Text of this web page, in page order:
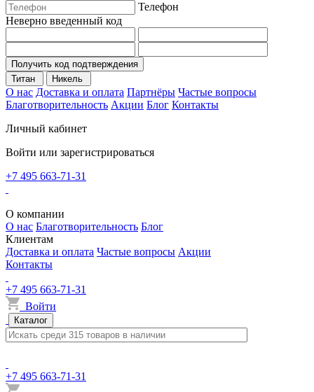
Телефон
Неверно введенный код
Получить код подтверждения
Титан
Никель
О нас Доставка и оплата Партнёры Частые вопросы
Благотворительность Акции Блог Контакты
Личный кабинет
Войти или зарегистрироваться
+7 495 663-71-31
О компании
О нас Благотворительность Блог
Клиентам
Доставка и оплата Частые вопросы Акции
Контакты
+7 495 663-71-31
Войти
Каталог
+7 495 663-71-31